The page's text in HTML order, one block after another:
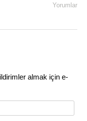
Yorumlar
almak için e-